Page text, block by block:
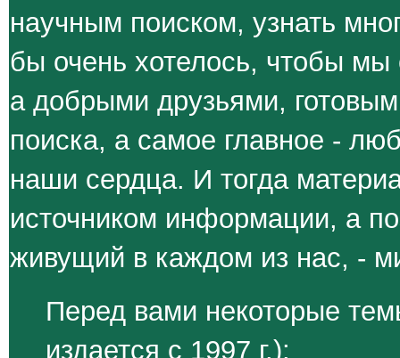
научным поиском, узнать
бы очень хотелось, чтобы
а добрыми друзьями,
поиска, а самое главное -
наши сердца. И тогда
источником информации, а
живущий в каждом из нас, -
Перед вами некоторые
издается с 1997 г.):